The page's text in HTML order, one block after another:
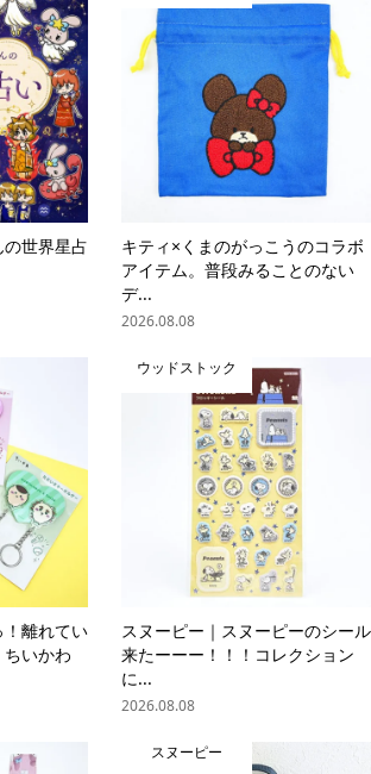
世界星占
キティ×くまのがっこうのコラボ
アイテム。普段みることのない
デ...
2026.08.08
離れてい
いかわ
ウッドストック
スヌーピー｜スヌーピーのシール
来たーーー！！！コレクション
に...
2026.08.08
スヌーピー